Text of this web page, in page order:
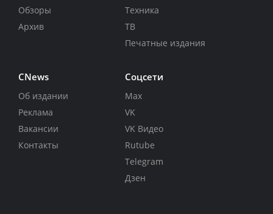
Обзоры
Архив
Техника
ТВ
Печатные издания
CNews
Об издании
Реклама
Вакансии
Контакты
Соцсети
Max
VK
VK Видео
Rutube
Telegram
Дзен